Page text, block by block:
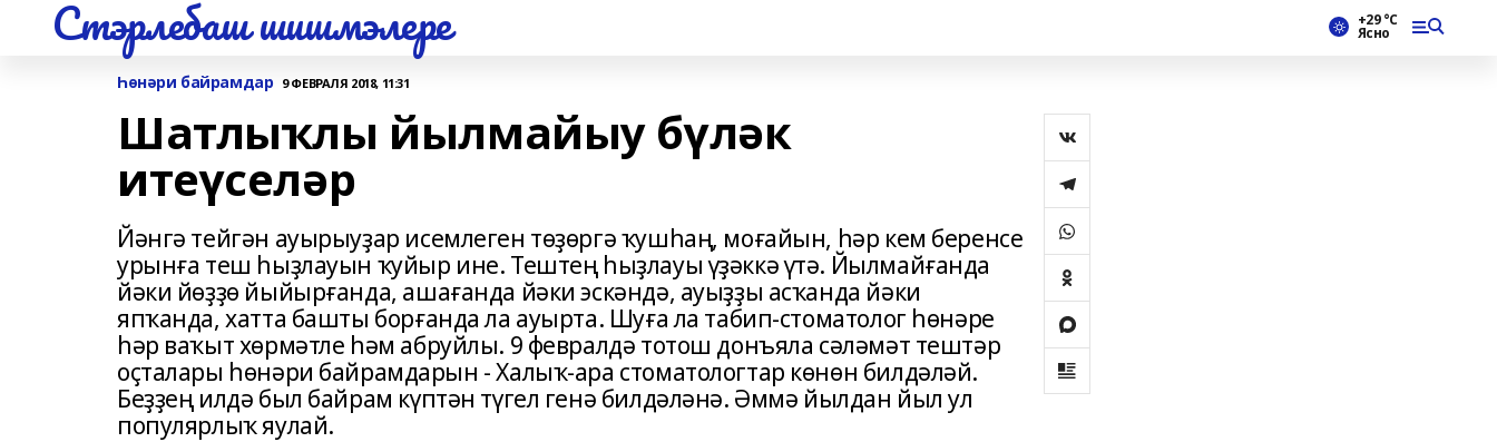
Стэрлебаш шишмэлере +29 °С
Ясно
Һөнәри байрамдар 9 ФЕВРАЛЯ 2018, 11:31
Шатлыҡлы йылмайыу бүләк
итеүселәр
Йәнгә тейгән ауырыуҙар исемлеген тѳҙѳргә ҡушһаң, моғайын, һәр кем беренсе
урынға теш һыҙлауын ҡуйыр ине. Тештең һыҙлауы үҙәккә үтә. Йылмайғанда
йәки йѳҙҙѳ йыйырғанда, ашағанда йәки эскәндә, ауыҙҙы асҡанда йәки
япҡанда, хатта башты борғанда ла ауырта. Шуға ла табип-стоматолог һөнәре
һәр ваҡыт хөрмәтле һәм абруйлы. 9 февралдә тотош донъяла сәләмәт тештәр
оҫталары һөнәри байрамдарын - Халыҡ-ара стоматологтар көнөн билдәләй.
Беҙҙең илдә был байрам күптән түгел генә билдәләнә. Әммә йылдан йыл ул
популярлыҡ яулай.